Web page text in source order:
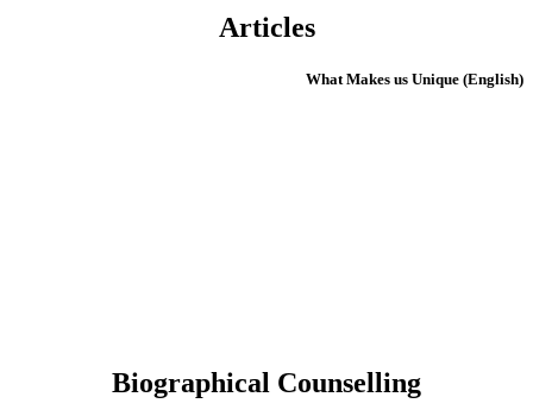
Articles
(English) What Makes us Unique
Biographical Counselling